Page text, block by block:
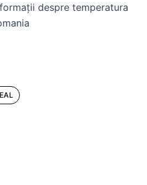
despre temperatura